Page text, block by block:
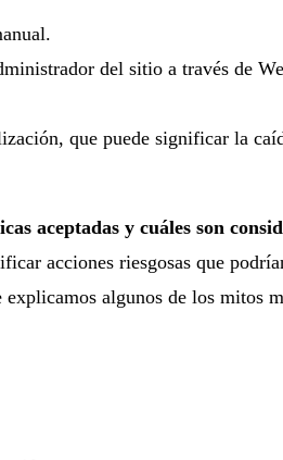
del sitio a través de
que puede significar la
aceptadas y cuáles son
acciones riesgosas que
explicamos algunos de los mitos